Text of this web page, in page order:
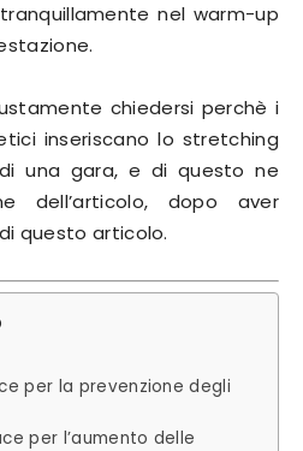
nel warm-up
chiedersi perchè i
inseriscano lo stretching
una gara, e di questo ne
dell’articolo, dopo aver
questo articolo.
per la prevenzione degli
per l’aumento delle